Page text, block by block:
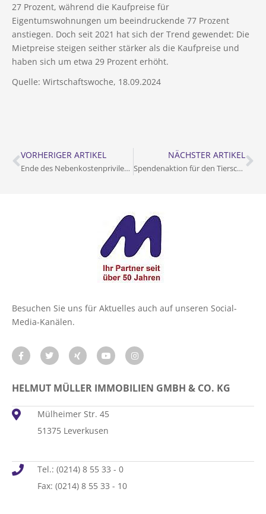
27 Prozent, während die Kaufpreise für
Eigentumswohnungen um beeindruckende 77 Prozent
anstiegen. Doch seit 2021 hat sich der Trend gewendet: Die
Mietpreise steigen seither stärker als die Kaufpreise und
haben sich um etwa 29 Prozent erhöht.
Quelle: Wirtschaftswoche, 18.09.2024
VORHERIGER ARTIKEL
Ende des Nebenkostenprivilegs: Was Mieter ab 30. Juni 2024 wissen müssen
NÄCHSTER ARTIKEL
Spendenaktion für den Tierschutz
Besuchen Sie uns für Aktuelles auch auf unseren Social-
Media-Kanälen.
HELMUT MÜLLER IMMOBILIEN GMBH & CO. KG
Mülheimer Str. 45
51375 Leverkusen
Tel.: (0214) 8 55 33 - 0
Fax: (0214) 8 55 33 - 10